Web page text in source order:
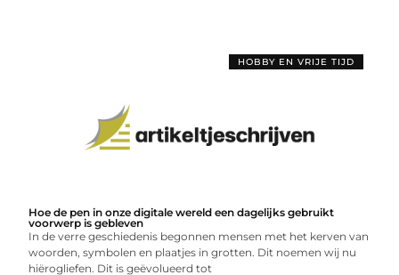
HOBBY EN VRIJE TIJD
Hoe de pen in onze digitale wereld een dagelijks gebruikt
voorwerp is gebleven
In de verre geschiedenis begonnen mensen met het kerven van
woorden, symbolen en plaatjes in grotten. Dit noemen wij nu
hiërogliefen. Dit is geëvolueerd tot